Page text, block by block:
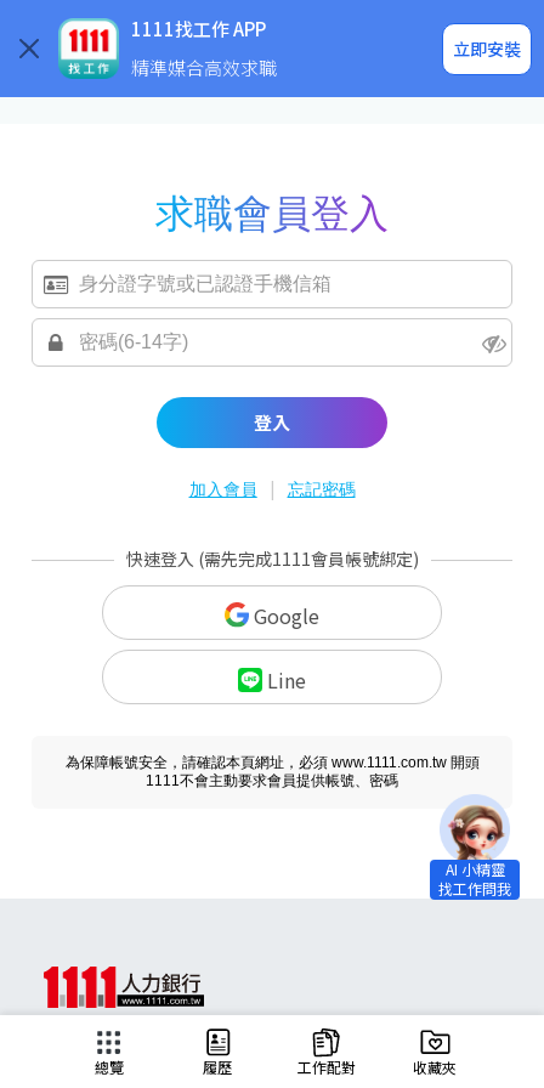
1111找工作 APP
精準媒合高效求職
立即安裝
企業求才
求職會員登入
登入
加入會員 | 忘記密碼
快速登入 (需先完成1111會員帳號綁定)
Google
Line
為保障帳號安全，請確認本頁網址，必須 www.1111.com.tw 開頭
1111不會主動要求會員提供帳號、密碼
總覽 履歷 工作配對 收藏夾